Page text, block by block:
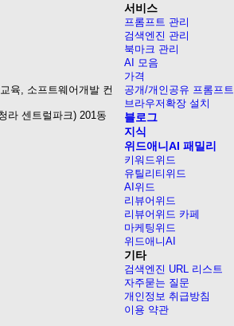
육, 소프트웨어개발 컨
라 센트럴파크) 201동
서비스
프롬프트 관리
검색엔진 관리
북마크 관리
AI 모음
가격
공개/개인공유 프롬프트
브라우저확장 설치
블로그
지식
위드애니AI 패밀리
키워드위드
유틸리티위드
AI위드
리뷰어위드
리뷰어위드 카페
마케팅위드
위드애니AI
기타
검색엔진 URL 리스트
자주묻는 질문
개인정보 취급방침
이용 약관